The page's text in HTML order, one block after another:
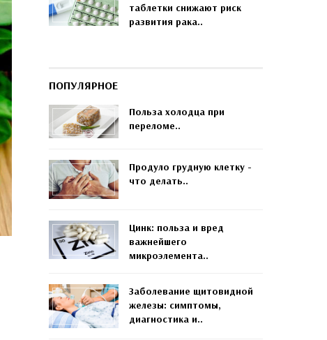
таблетки снижают риск
развития рака..
ПОПУЛЯРНОЕ
Польза холодца при
переломе..
Продуло грудную клетку -
что делать..
Цинк: польза и вред
важнейшего
микроэлемента..
Заболевание щитовидной
железы: симптомы,
диагностика и..